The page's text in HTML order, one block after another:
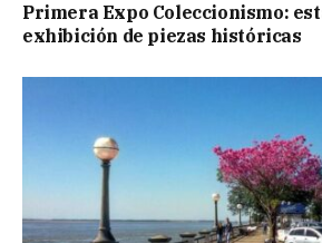
Primera Expo Coleccionismo:
exhibición de piezas históricas